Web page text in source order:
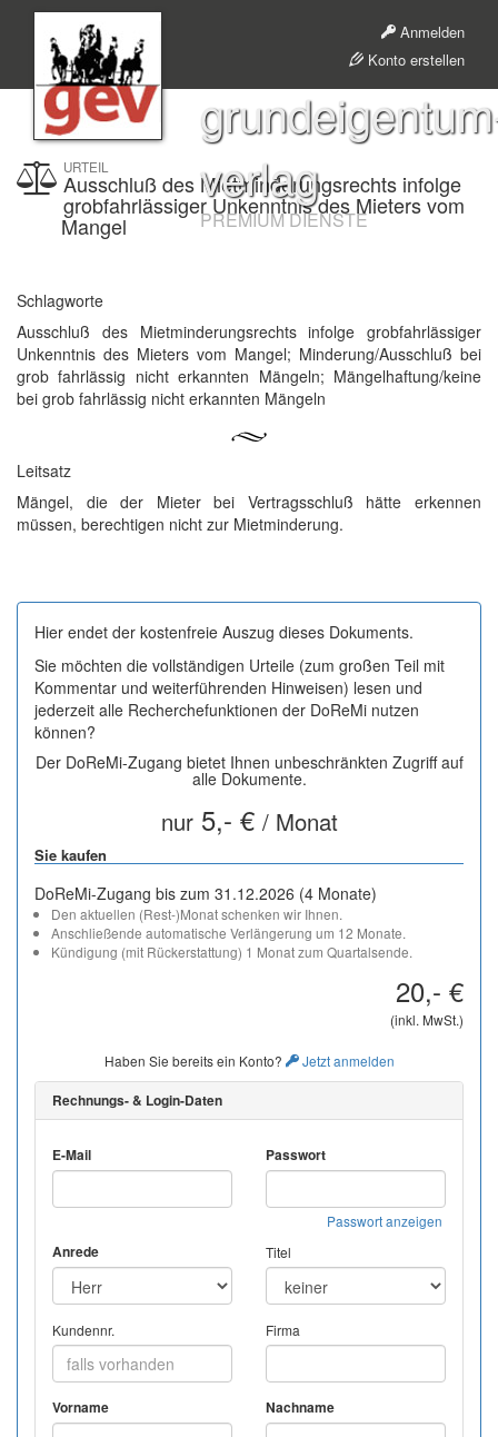
Anmelden
Konto erstellen
verlag
PREMIUM DIENSTE
URTEIL
Ausschluß des Mietminderungsrechts infolge
grobfahrlässiger Unkenntnis des Mieters vom
Mangel
Schlagworte
Ausschluß des Mietminderungsrechts infolge grobfahrlässiger
Unkenntnis des Mieters vom Mangel; Minderung/Ausschluß bei
grob fahrlässig nicht erkannten Mängeln; Mängelhaftung/keine
bei grob fahrlässig nicht erkannten Mängeln
Leitsatz
Mängel, die der Mieter bei Vertragsschluß hätte erkennen
müssen, berechtigen nicht zur Mietminderung.
Hier endet der kostenfreie Auszug dieses Dokuments.
Sie möchten die vollständigen Urteile (zum großen Teil mit
Kommentar und weiterführenden Hinweisen) lesen und
jederzeit alle Recherchefunktionen der DoReMi nutzen
können?
Der DoReMi-Zugang bietet Ihnen unbeschränkten Zugriff auf
alle Dokumente.
nur5,- € / Monat
Sie kaufen
DoReMi-Zugang bis zum 31.12.2026 (4 Monate)
Den aktuellen (Rest-)Monat schenken wir Ihnen.
Anschließende automatische Verlängerung um 12 Monate.
Kündigung (mit Rückerstattung) 1 Monat zum Quartalsende.
20,- €
(inkl. MwSt.)
Haben Sie bereits ein Konto? Jetzt anmelden
Rechnungs- & Login-Daten
E-Mail Passwort
Passwort anzeigen
Anrede Titel
Kundennr. Firma
Vorname Nachname